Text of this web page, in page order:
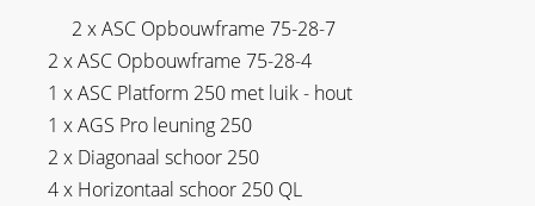
2 x ASC Opbouwframe 75-28-7
2 x ASC Opbouwframe 75-28-4
1 x ASC Platform 250 met luik - hout
1 x AGS Pro leuning 250
2 x Diagonaal schoor 250
4 x Horizontaal schoor 250 QL